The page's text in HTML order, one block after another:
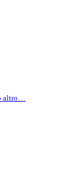
altro…